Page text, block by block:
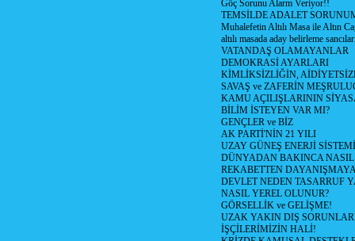
Göç Sorunu Alarm Veriyor!!
TEMSİLDE ADALET
Muhalefetin Altılı Masa ile Altın
altılı masada aday belirleme
VATANDAŞ OLAMAYANLAR
DEMOKRASİ AYARLARI
KİMLİKSİZLİĞİN,
SAVAŞ ve ZAFERİN
KAMU AÇILIŞLARININ
BİLİM İSTEYEN VAR MI?
GENÇLER ve BİZ
AK PARTİ'NİN 21 YILI
UZAY GÜNEŞ ENERJİ SİSTEMİ
DÜNYADAN BAKINCA
REKABETTEN
DEVLET NEDEN TASARRUF
NASIL YEREL OLUNUR?
GÖRSELLİK ve GELİŞME!
UZAK YAKIN DIŞ
İŞÇİLERİMİZİN HALİ!